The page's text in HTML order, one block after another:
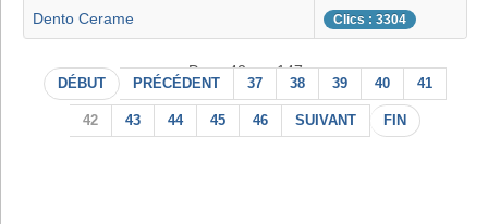
Dento Cerame Clics : 3304
Page 42 sur 147
DÉBUT PRÉCÉDENT 37 38 39 40 41
42 43 44 45 46 SUIVANT FIN